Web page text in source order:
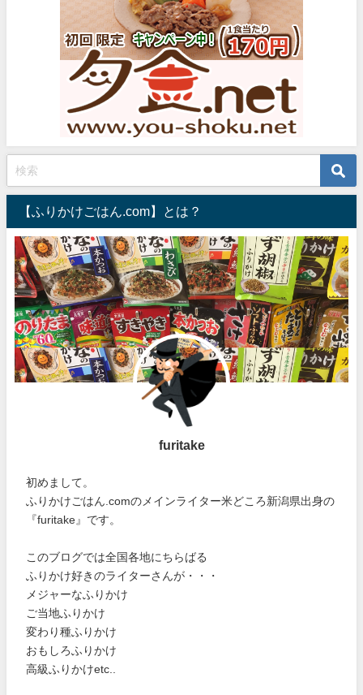
【ふりかけごはん.com】とは？
furitake
初めまして。
ふりかけごはん.comのメインライター米どころ新潟県出身の
『furitake』です。
このブログでは全国各地にちらばる
ふりかけ好きのライターさんが・・・
メジャーなふりかけ
ご当地ふりかけ
変わり種ふりかけ
おもしろふりかけ
高級ふりかけetc..